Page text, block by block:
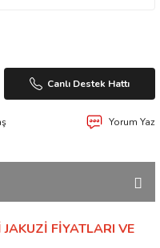
Canlı Destek Hattı
Yorum Yaz
FİYATLARI VE